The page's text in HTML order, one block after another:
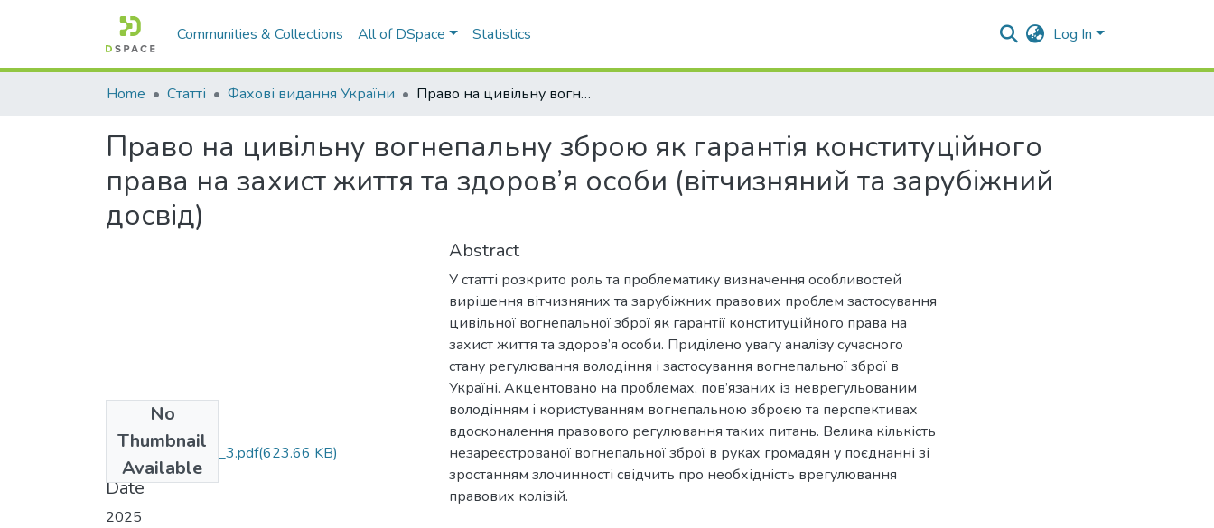
Communities & Collections All of DSpace Statistics Log In
Home Статті Фахові видання України Право на цивільну вогнепальну зброю як гарантія конституційного права на захист життя та здоров’я особи (вітчизняний та зарубіжний досвід)
Право на цивільну вогнепальну зброю як гарантія конституційного
права на захист життя та здоров’я особи (вітчизняний та зарубіжний
досвід)
No
Thumbnail
Available
efp_10_Bryhinets_3.pdf(623.66 KB)
Date
2025
Abstract
У статті розкрито роль та проблематику визначення особливостей
вирішення вітчизняних та зарубіжних правових проблем застосування
цивільної вогнепальної зброї як гарантії конституційного права на
захист життя та здоров’я особи. Приділено увагу аналізу сучасного
стану регулювання володіння і застосування вогнепальної зброї в
Україні. Акцентовано на проблемах, пов’язаних із неврегульованим
володінням і користуванням вогнепальною зброєю та перспективах
вдосконалення правового регулювання таких питань. Велика кількість
незареєстрованої вогнепальної зброї в руках громадян у поєднанні зі
зростанням злочинності свідчить про необхідність врегулювання
правових колізій.